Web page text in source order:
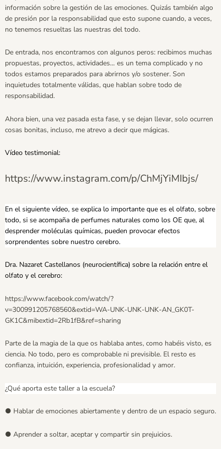
información sobre la gestión de las emociones. Quizás también algo
de presión por la responsabilidad que esto supone cuando, a veces,
no tenemos resueltas las nuestras del todo.
De entrada, nos encontramos con algunos peros: recibimos muchas
propuestas, proyectos, actividades… es un tema complicado y no
todos estamos preparados para abrirnos y/o sostener. Son
inquietudes totalmente válidas, que hablan sobre todo de
responsabilidad.
Ahora bien, una vez pasada esta fase, y se dejan llevar, solo ocurren
cosas bonitas, incluso, me atrevo a decir que mágicas.
Vídeo testimonial:
https://www.instagram.com/p/ChMjYiMIbjs/
En el siguiente vídeo, se explica lo importante que es el olfato, sobre
todo, si se acompaña de perfumes naturales como los OE que, al
desprender moléculas químicas, pueden provocar efectos
sorprendentes sobre nuestro cerebro.
Dra. Nazaret Castellanos (neurocientífica) sobre la relación entre el
olfato y el cerebro:
https://www.facebook.com/watch/?
v=300991205768560&extid=WA-UNK-UNK-UNK-AN_GK0T-
GK1C&mibextid=2Rb1fB&ref=sharing
Parte de la magia de la que os hablaba antes, como habéis visto, es
ciencia. No todo, pero es comprobable ni previsible. El resto es
confianza, intuición, experiencia, profesionalidad y amor.
¿Qué aporta este taller a la escuela?
● Hablar de emociones abiertamente y dentro de un espacio seguro.
● Aprender a soltar, aceptar y compartir sin prejuicios.